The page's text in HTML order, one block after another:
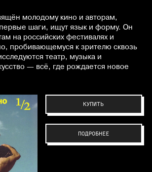
молодому кино и авторам,
шаги, ищут язык и форму. Он
на российских фестивалях и
пробивающемуся к зрителю сквозь
театр, музыка и
— всё, где рождается новое
КУПИТЬ
ПОДРОБНЕЕ